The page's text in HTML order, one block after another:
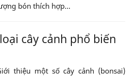
bón thích hợp...
cây cảnh phổ biến
thiệu một số cây cảnh (bonsai)